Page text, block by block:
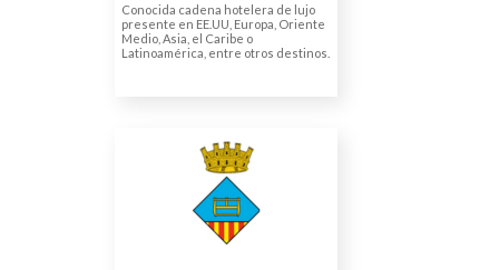
Conocida cadena hotelera de lujo
presente en EE.UU, Europa, Oriente
Medio, Asia, el Caribe o
Latinoamérica, entre otros destinos.
AJUNTAMENT SANT
FELIU SASSERRA
Textos de turismo para
audioguías